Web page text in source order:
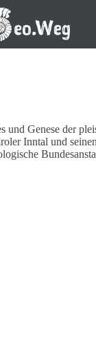
und Genese der
Inntal und